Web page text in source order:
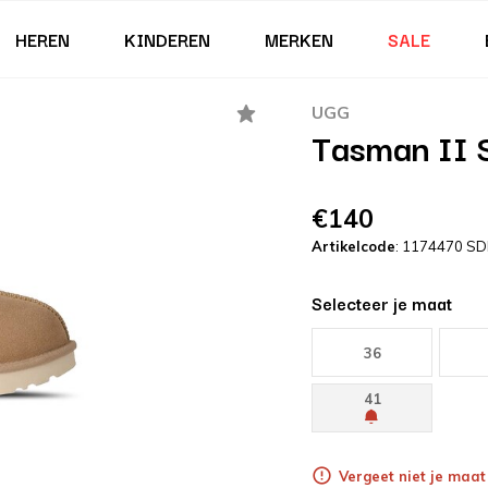
HEREN KINDEREN MERKEN SALE
UGG
Tasman II
€140
Artikelcode: 1174470
Selecteer je maat
36
41
Vergeet niet je